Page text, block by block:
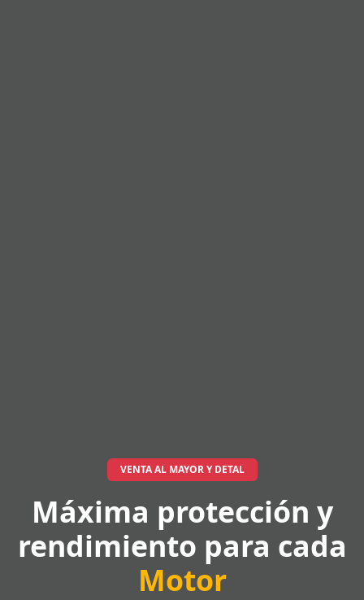
VENTA AL MAYOR Y DETAL
Máxima protección y
rendimiento para cada
Motor